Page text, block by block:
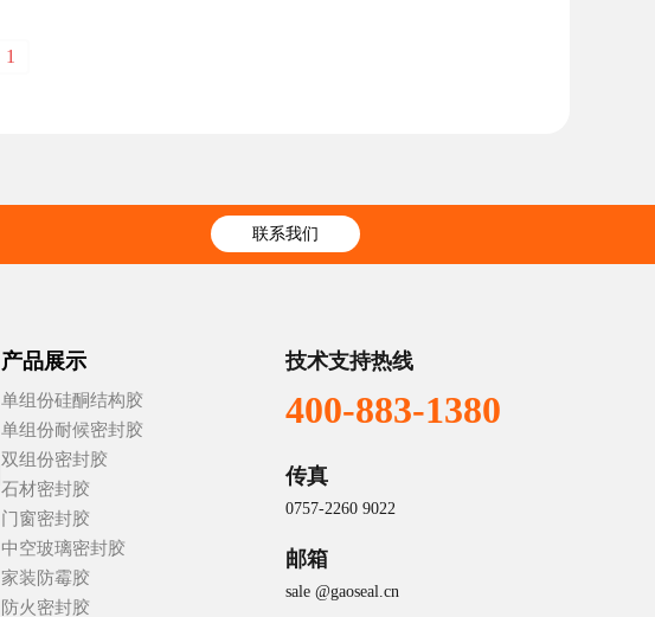
1
联系我们
产品展示
单组份硅酮结构胶
单组份耐候密封胶
双组份密封胶
石材密封胶
门窗密封胶
中空玻璃密封胶
家装防霉胶
防火密封胶
技术支持热线
400-883-1380
传真
0757-2260 9022
邮箱
sale @gaoseal.cn